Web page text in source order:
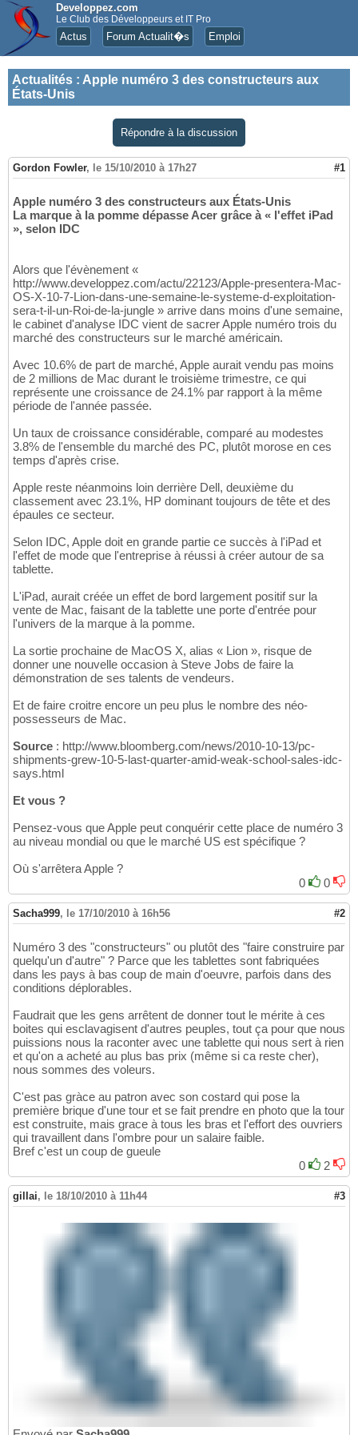
Developpez.com
Le Club des Développeurs et IT Pro
Actus Forum Actualit�s Emploi
Actualités : Apple numéro 3 des constructeurs aux
États-Unis
Répondre à la discussion
Gordon Fowler, le 15/10/2010 à 17h27 #1
Apple numéro 3 des constructeurs aux États-Unis
La marque à la pomme dépasse Acer grâce à « l'effet iPad
», selon IDC
Alors que l'évènement «
http://www.developpez.com/actu/22123/Apple-presentera-Mac-
OS-X-10-7-Lion-dans-une-semaine-le-systeme-d-exploitation-
sera-t-il-un-Roi-de-la-jungle » arrive dans moins d'une semaine,
le cabinet d'analyse IDC vient de sacrer Apple numéro trois du
marché des constructeurs sur le marché américain.
Avec 10.6% de part de marché, Apple aurait vendu pas moins
de 2 millions de Mac durant le troisième trimestre, ce qui
représente une croissance de 24.1% par rapport à la même
période de l'année passée.
Un taux de croissance considérable, comparé au modestes
3.8% de l'ensemble du marché des PC, plutôt morose en ces
temps d'après crise.
Apple reste néanmoins loin derrière Dell, deuxième du
classement avec 23.1%, HP dominant toujours de tête et des
épaules ce secteur.
Selon IDC, Apple doit en grande partie ce succès à l'iPad et
l'effet de mode que l'entreprise à réussi à créer autour de sa
tablette.
L'iPad, aurait créée un effet de bord largement positif sur la
vente de Mac, faisant de la tablette une porte d'entrée pour
l'univers de la marque à la pomme.
La sortie prochaine de MacOS X, alias « Lion », risque de
donner une nouvelle occasion à Steve Jobs de faire la
démonstration de ses talents de vendeurs.
Et de faire croitre encore un peu plus le nombre des néo-
possesseurs de Mac.
Source : http://www.bloomberg.com/news/2010-10-13/pc-
shipments-grew-10-5-last-quarter-amid-weak-school-sales-idc-
says.html
Et vous ?
Pensez-vous que Apple peut conquérir cette place de numéro 3
au niveau mondial ou que le marché US est spécifique ?
Où s'arrêtera Apple ?
0
0
Sacha999, le 17/10/2010 à 16h56 #2
Numéro 3 des "constructeurs" ou plutôt des "faire construire par
quelqu'un d'autre" ? Parce que les tablettes sont fabriquées
dans les pays à bas coup de main d'oeuvre, parfois dans des
conditions déplorables.
Faudrait que les gens arrêtent de donner tout le mérite à ces
boites qui esclavagisent d'autres peuples, tout ça pour que nous
puissions nous la raconter avec une tablette qui nous sert à rien
et qu'on a acheté au plus bas prix (même si ca reste cher),
nous sommes des voleurs.
C'est pas gràce au patron avec son costard qui pose la
première brique d'une tour et se fait prendre en photo que la tour
est construite, mais grace à tous les bras et l'effort des ouvriers
qui travaillent dans l'ombre pour un salaire faible.
Bref c'est un coup de gueule
0
2
gillai, le 18/10/2010 à 11h44 #3